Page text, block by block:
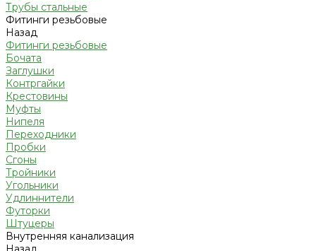
Трубы стальные
Фитинги резьбовые
Назад
Фитинги резьбовые
Бочата
Заглушки
Контргайки
Крестовины
Муфты
Нипеля
Переходники
Пробки
Сгоны
Тройники
Угольники
Удлиннители
Футорки
Штуцеры
Внутренняя канализация